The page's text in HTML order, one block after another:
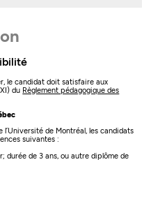
le candidat doit satisfaire aux
du Règlement pédagogique des
l’Université de Montréal, les candidats
suivantes :
durée de 3 ans, ou autre diplôme de